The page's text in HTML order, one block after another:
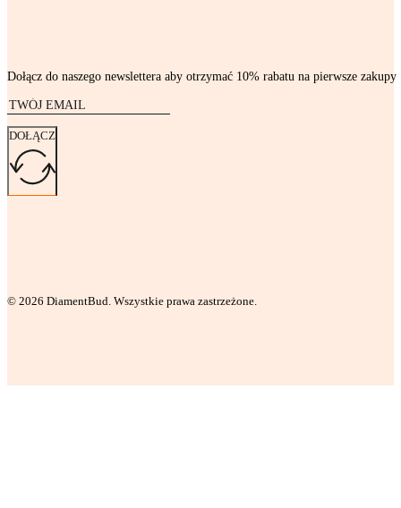
Dołącz do naszego newslettera aby otrzymać 10% rabatu na pierwsze zakupy
DOŁĄCZ
© 2026 DiamentBud. Wszystkie prawa zastrzeżone.